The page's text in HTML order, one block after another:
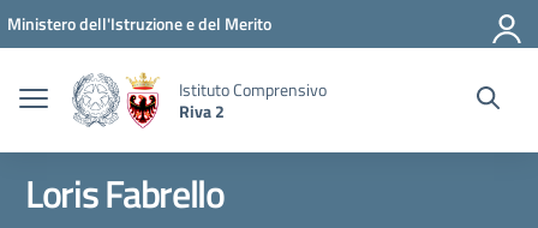
Vai ai contenuti
Vai al menu di navigazione
Vai al footer
Ministero dell'Istruzione e del Merito
Istituto Comprensivo
Riva 2
Loris Fabrello